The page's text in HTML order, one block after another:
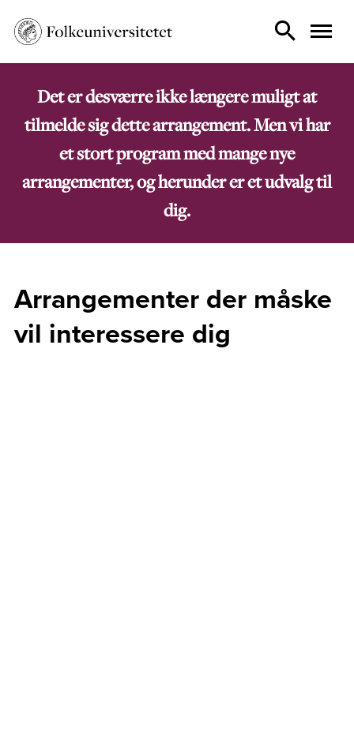
Det er desværre ikke længere muligt at
tilmelde sig dette arrangement. Men vi har
et stort program med mange nye
arrangementer, og herunder er et udvalg til
dig.
Arrangementer der måske
vil interessere dig